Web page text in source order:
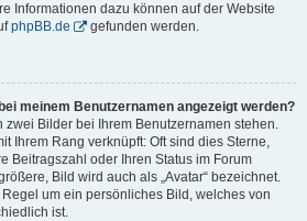
Informationen dazu können auf der Website
phpBB.de gefunden werden.
meinem Benutzernamen angezeigt werden?
zwei Bilder bei Ihrem Benutzernamen stehen.
Ihrem Rang verknüpft: Oft sind dies Sterne,
Beitragszahl oder Ihren Status im Forum
Bild wird auch als „Avatar“ bezeichnet.
um ein persönliches Bild, welches von
ist.